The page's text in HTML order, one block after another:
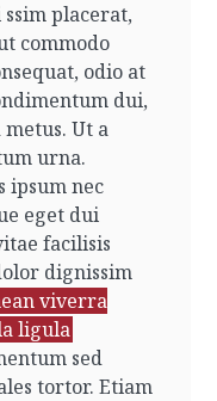
placerat,
commodo
odio at
dui,
Ut a
urna.
ipsum nec
eget dui
facilisis
dignissim
viverra
ligula
sed
tortor. Etiam